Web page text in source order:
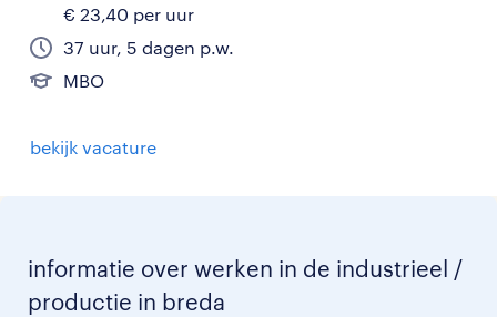
€ 23,40 per uur
37 uur, 5 dagen p.w.
MBO
bekijk vacature
informatie over werken in de industrieel /
productie in breda